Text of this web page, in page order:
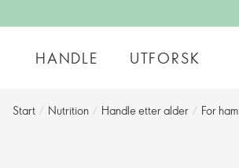
HANDLE UTFORSK
Start / Nutrition / Handle etter alder / For ham